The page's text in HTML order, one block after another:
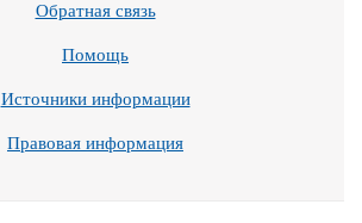
Обратная связь
Помощь
Источники информации
Правовая информация